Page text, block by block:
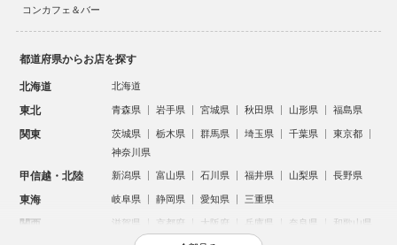
コンカフェ＆バー
都道府県からお店を探す
北海道 北海道
東北 青森県 岩手県 宮城県 秋田県 山形県 福島県
関東 茨城県 栃木県 群馬県 埼玉県 千葉県
東京都
神奈川県
甲信越・北陸 新潟県 富山県 石川県 福井県 山梨県 長野県
東海 岐阜県 静岡県 愛知県 三重県
関西 滋賀県 京都府 大阪府 兵庫県 奈良県 和歌山県